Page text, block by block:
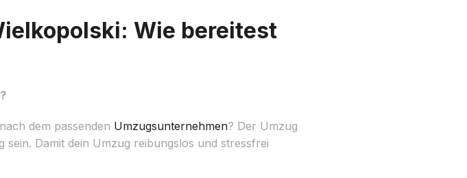
Wie bereitest
dem passenden Umzugsunternehmen? Der Umzug
Damit dein Umzug reibungslos und stressfrei